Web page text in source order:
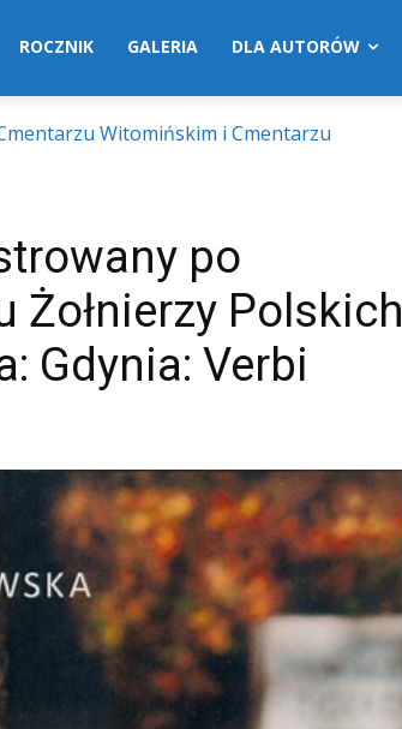
ROCZNIK GALERIA DLA AUTORÓW
Witomińskim i Cmentarzu
po
Polskich
Gdynia: Verbi